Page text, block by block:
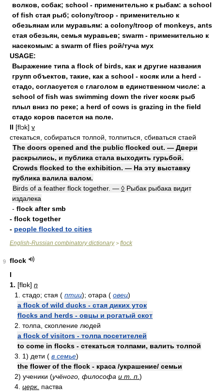
волков, собак; school - применительно к рыбам: a school
of fish стая рыб; colony/troop - применительно к
обезьянам или муравьям: a colony/troop of monkeys, ants
стая обезьян, семья муравьев; swarm - применительно к
насекомым: a swarm of flies рой/туча мух
USAGE:
Выражение типа a flock of birds, как и другие названия
групп объектов, такие, как a school - косяк или a herd -
стадо, согласуется с глаголом в единственном числе: a
school of fish was swimming down the river косяк рыб
плыл вниз по реке; a herd of cows is grazing in the field
стадо коров пасется на поле.
II [flɔk] v
стекаться, собираться толпой, толпиться, сбиваться стаей
The doors opened and the public flocked out. — Двери
раскрылись, и публика стала выходить гурьбой.
Crowds flocked to the exhibition. — На эту выставку
публика валила валом.
Birds of a feather flock together. — ◊ Рыбак рыбака видит
издалека
- flock after smb
- flock together
- people flocked to cities
English-Russian combinatory dictionary> flock
9
flock
I
1. [flɒk] n
1. стадо; стая ( птиц); отара ( овец)
a flock of wild ducks - стая диких уток
flocks and herds - овцы и рогатый скот
2. толпа, скопление людей
a flock of visitors - толпа посетителей
to come in flocks - стекаться толпами, валить толпой
3. 1) дети ( в семье)
the flower of the flock - краса /украшение/ семьи
2) ученики (учёного, философа и т. п. )
4. церк. паства